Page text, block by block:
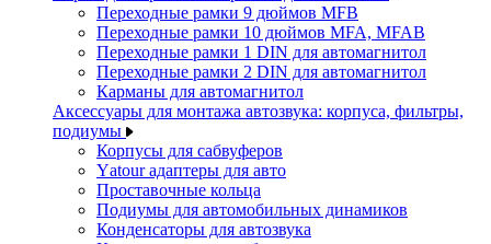
Переходные рамки 9 дюймов MFB
Переходные рамки 10 дюймов MFA, MFAB
Переходные рамки 1 DIN для автомагнитол
Переходные рамки 2 DIN для автомагнитол
Карманы для автомагнитол
Аксессуары для монтажа автозвука: корпуса, фильтры,
подиумы
Корпусы для сабвуферов
Yаtour адаптеры для авто
Проставочные кольца
Подиумы для автомобильных динамиков
Конденсаторы для автозвука